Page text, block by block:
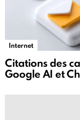
Internet
Citations des
Google AI et